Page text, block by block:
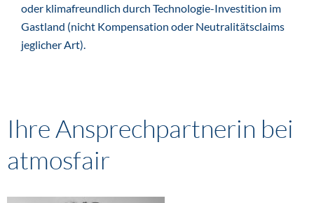
oder klimafreundlich durch Technologie-Investition im
Gastland (nicht Kompensation oder Neutralitätsclaims
jeglicher Art).
Ihre Ansprechpartnerin bei
atmosfair